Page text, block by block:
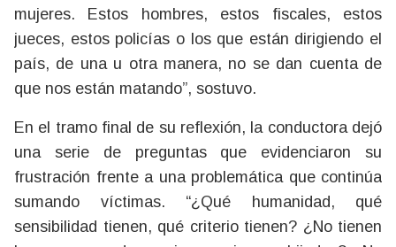
mujeres. Estos hombres, estos fiscales, estos
jueces, estos policías o los que están dirigiendo el
país, de una u otra manera, no se dan cuenta de
que nos están matando”, sostuvo.
En el tramo final de su reflexión, la conductora dejó
una serie de preguntas que evidenciaron su
frustración frente a una problemática que continúa
sumando víctimas. “¿Qué humanidad, qué
sensibilidad tienen, qué criterio tienen? ¿No tienen